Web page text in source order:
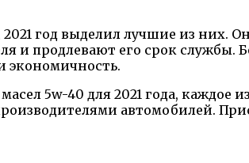
год выделил лучшие из
и продлевают его срок службы.
экономичность.
5w-40 для 2021 года, каждое
автомобилей.